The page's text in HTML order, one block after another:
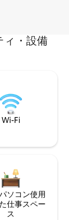
ィ・設備
Wi-Fi
ソコン使用
仕事スペー
ス